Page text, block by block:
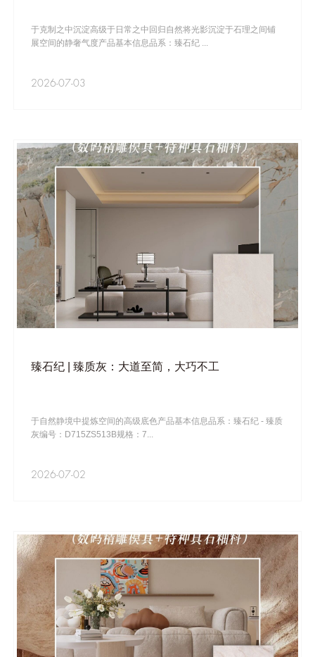
于克制之中沉淀高级于日常之中回归自然将光影沉淀于石理之间铺
展空间的静奢气度产品基本信息品系：臻石纪 ...
2026-07-03
臻石纪 | 臻质灰：大道至简，大巧不工
于自然静境中提炼空间的高级底色产品基本信息品系：臻石纪 - 臻质
灰编号：D715ZS513B规格：7...
2026-07-02